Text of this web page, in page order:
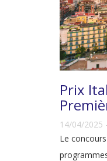
Prix
14/04/2025
Le